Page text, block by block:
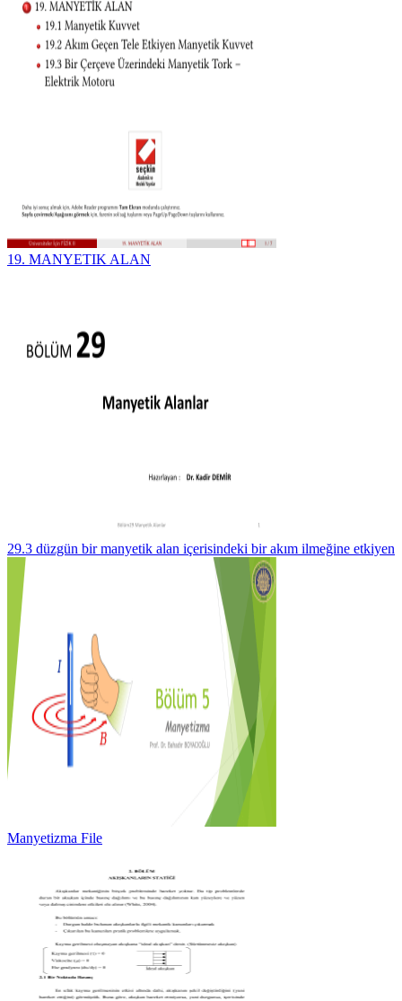
19. MANYETIK ALAN
29.3 düzgün bir manyetik alan içerisindeki bir akım ilmeğine etkiyen
Manyetizma File